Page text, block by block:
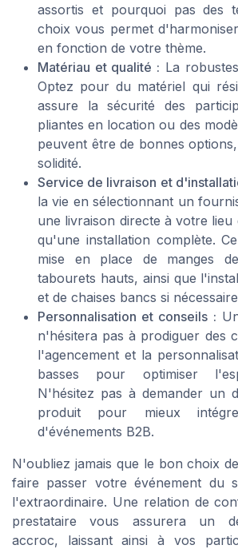
assortis et pourquoi pas des
choix vous permet
en fonction de votre thème.
Matériau et qualité : La
Optez pour du matériel qui
assure la sécurité des
pliantes en location ou des
peuvent être de bonnes
solidité.
Service de livraison et
la vie en sélectionnant un
une livraison directe à votre lieu
qu'une installation complète.
mise en place de manges
tabourets hauts, ainsi que
et de chaises bancs si
Personnalisation et conseils :
n'hésitera pas à prodiguer des
l'agencement et la
basses pour optimiser
N'hésitez pas à demander un
produit pour mieux
d'événements B2B.
N'oubliez jamais que le bon choix
faire passer votre événement du
l'extraordinaire. Une relation de
prestataire vous assurera un
accroc, laissant ainsi à vos